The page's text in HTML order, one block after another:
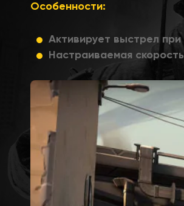
Особенности:
Активирует выстрел
Настраиваемая